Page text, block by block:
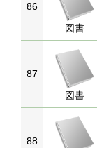
86
図書
87
図書
88